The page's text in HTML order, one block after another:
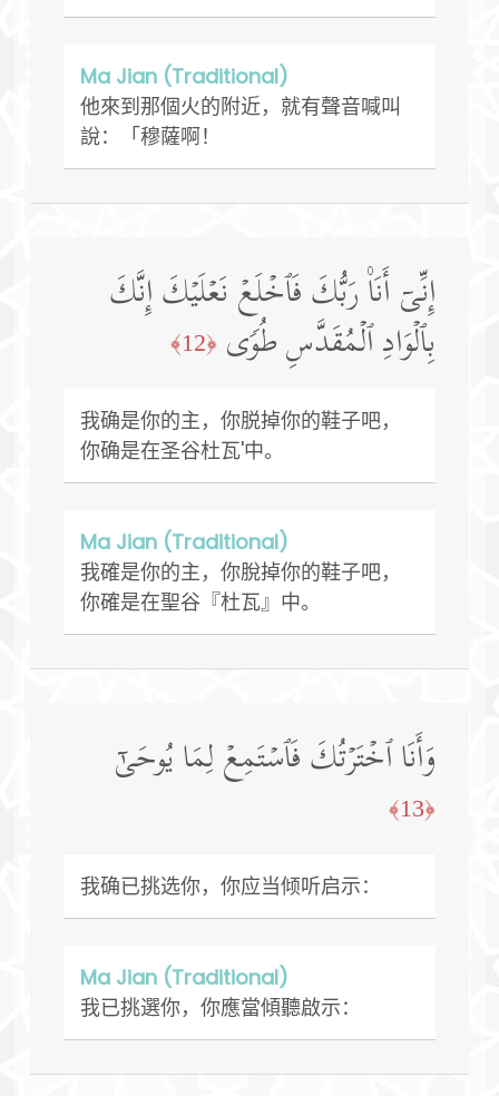
Ma Jian (Traditional)
他來到那個火的附近，就有聲音喊叫
說：「穆薩啊！
إِنِّیۤ أَنَا۠ رَبُّكَ فَٱخۡلَعۡ نَعۡلَیۡكَ إِنَّكَ
بِٱلۡوَادِ ٱلۡمُقَدَّسِ طُوࣰى ﴿12﴾
我确是你的主，你脱掉你的鞋子吧，
你确是在圣谷杜瓦'中。
Ma Jian (Traditional)
我確是你的主，你脫掉你的鞋子吧，
你確是在聖谷『杜瓦』中。
وَأَنَا ٱخۡتَرۡتُكَ فَٱسۡتَمِعۡ لِمَا یُوحَىٰۤ
﴿13﴾
我确已挑选你，你应当倾听启示：
Ma Jian (Traditional)
我已挑選你，你應當傾聽啟示：